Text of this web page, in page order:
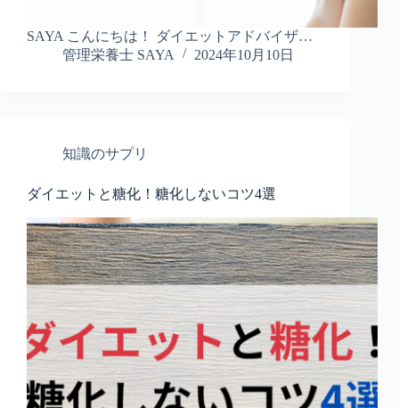
SAYA こんにちは！ ダイエットアドバイザ…
管理栄養士 SAYA
2024年10月10日
知識のサプリ
ダイエットと糖化！糖化しないコツ4選